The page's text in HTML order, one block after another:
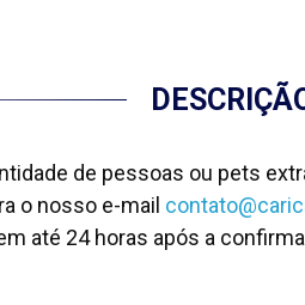
de pessoas ou pets
o nosso e-mail
até 24 horas após a